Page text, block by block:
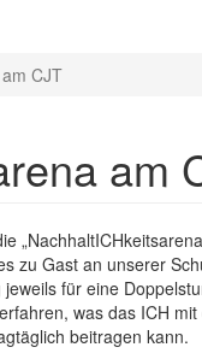
CJT
am
zu Gast an unserer
für eine
was das ICH
beitragen kann.